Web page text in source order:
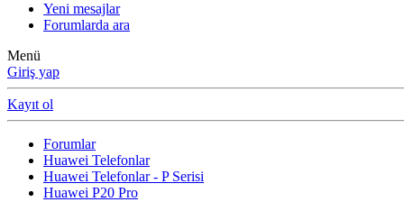
Yeni mesajlar
Forumlarda ara
Menü
Giriş yap
Kayıt ol
Forumlar
Huawei Telefonlar
Huawei Telefonlar - P Serisi
Huawei P20 Pro